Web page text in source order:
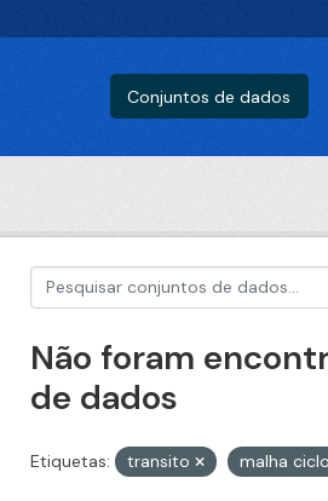
Conjuntos de dados
Não foram
de dados
Etiquetas: transito malha